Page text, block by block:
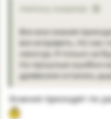
memory сказал(а):
Все мои знания
все исправить. Но как
никогда. Я только на
Но прошлые ошибки
древесине остались
Знания приходят по